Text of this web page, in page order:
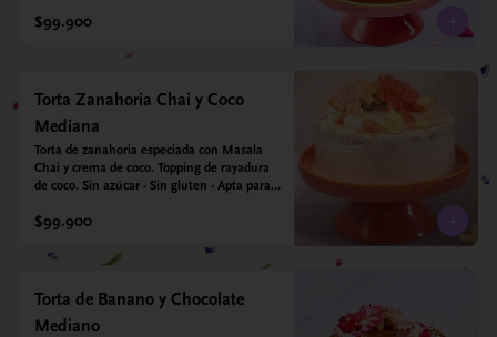
$99.900
Torta Zanahoria Chai y Coco
Mediana
Torta de zanahoria especiada con Masala
Chai y crema de coco. Topping de rayadura
de coco. Sin azúcar - Sin gluten - Apta para
y almendras. Endulzada con estevia.
$99.900
Torta de Banano y Chocolate
Mediano